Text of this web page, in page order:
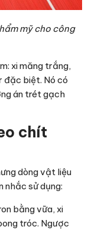
mỹ cho công
xi măng trắng,
biệt. Nó có
án trét gạch
chít
dòng vật liệu
nhắc sử dụng:
bằng vữa, xi
tróc. Ngược